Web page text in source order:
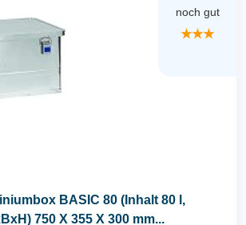
noch gut
★★★
BASIC 80 (Inhalt 80 l,
750 X 355 X 300 mm...